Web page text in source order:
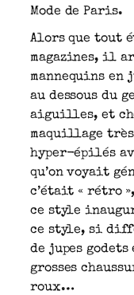
Mode de Paris.
Alors que tout
magazines, il
mannequins
au dessous du
aiguilles, et
maquillage
hyper-épilés
qu’on voyait
c’était « rétro
ce style
ce style, si
de jupes godets
grosses
roux…